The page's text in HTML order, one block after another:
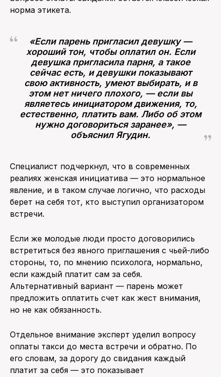
норма этикета.
«Если парень пригласил девушку —
хороший тон, чтобы оплатил он. Если
девушка пригласила парня, а такое
сейчас есть, и девушки показывают
свою активность, умеют выбирать, и в
этом нет ничего плохого, — если вы
являетесь инициатором движения, то,
естественно, платить вам. Либо об этом
нужно договориться заранее», —
объяснил Ягудин.
Специалист подчеркнул, что в современных
реалиях женская инициатива — это нормальное
явление, и в таком случае логично, что расходы
берет на себя тот, кто выступил организатором
встречи.
Если же молодые люди просто договорились
встретиться без явного приглашения с чьей-либо
стороны, то, по мнению психолога, нормально,
если каждый платит сам за себя.
Альтернативный вариант — парень может
предложить оплатить счет как жест внимания,
но не как обязанность.
Отдельное внимание эксперт уделил вопросу
оплаты такси до места встречи и обратно. По
его словам, за дорогу до свидания каждый
платит за себя — это показывает